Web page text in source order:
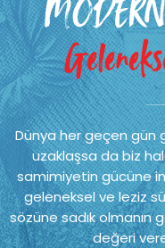
Dünya her geçen gün
uzaklaşsa da biz
samimiyetin gücüne
geleneksel ve leziz
sözüne sadık
değeri